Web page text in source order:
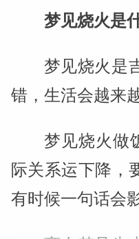
梦见烧火是
梦见烧火是
错，生活会越来
梦见烧火做
际关系运下降，
有时候一句话会